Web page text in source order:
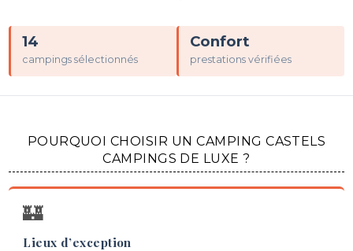
14
campings sélectionnés
Confort
prestations vérifiées
POURQUOI CHOISIR UN CAMPING CASTELS
CAMPINGS DE LUXE ?
🏰
Lieux d’exception